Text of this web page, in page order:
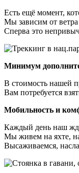
Есть ещё момент,
Мы зависим от
Сперва это
Минимум
В стоимость нашей
Вам потребуется
Мобильность и
Каждый день наш
Мы живем на яхте,
Высаживаемся,